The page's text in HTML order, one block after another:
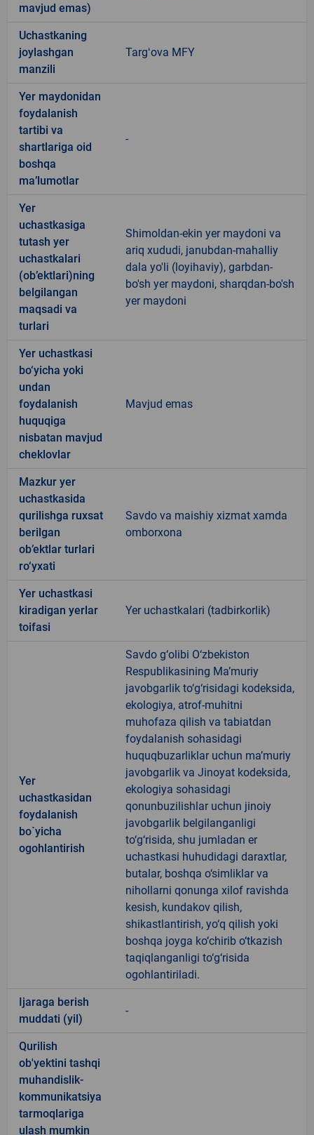
mavjud emas)
Uchastkaning
joylashgan
manzili
Targʻova MFY
Yer maydonidan
foydalanish
tartibi va
shartlariga oid
boshqa
ma’lumotlar
-
Yer
uchastkasiga
tutash yer
uchastkalari
(ob’ektlari)ning
belgilangan
maqsadi va
turlari
Shimoldan-ekin yer maydoni va
ariq xududi, janubdan-mahalliy
dala yo'li (loyihaviy), garbdan-
bo'sh yer maydoni, sharqdan-bo'sh
yer maydoni
Yer uchastkasi
bo‘yicha yoki
undan
foydalanish
huquqiga
nisbatan mavjud
cheklovlar
Mavjud emas
Mazkur yer
uchastkasida
qurilishga ruxsat
berilgan
ob’ektlar turlari
ro‘yxati
Savdo va maishiy xizmat xamda
omborxona
Yer uchastkasi
kiradigan yerlar
toifasi
Yer uchastkalari (tadbirkorlik)
Yer
uchastkasidan
foydalanish
bo`yicha
ogohlantirish
Savdo g‘olibi O‘zbekiston
Respublikasining Ma’muriy
javobgarlik to‘g‘risidagi kodeksida,
ekologiya, atrof-muhitni
muhofaza qilish va tabiatdan
foydalanish sohasidagi
huquqbuzarliklar uchun ma’muriy
javobgarlik va Jinoyat kodeksida,
ekologiya sohasidagi
qonunbuzilishlar uchun jinoiy
javobgarlik belgilanganligi
to‘g‘risida, shu jumladan er
uchastkasi huhudidagi daraxtlar,
butalar, boshqa o‘simliklar va
nihollarni qonunga xilof ravishda
kesish, kundakov qilish,
shikastlantirish, yo‘q qilish yoki
boshqa joyga ko‘chirib o‘tkazish
taqiqlanganligi to‘g‘risida
ogohlantiriladi.
Ijaraga berish
muddati (yil)
-
Qurilish
ob'yektini tashqi
muhandislik-
kommunikatsiya
tarmoqlariga
ulash mumkin